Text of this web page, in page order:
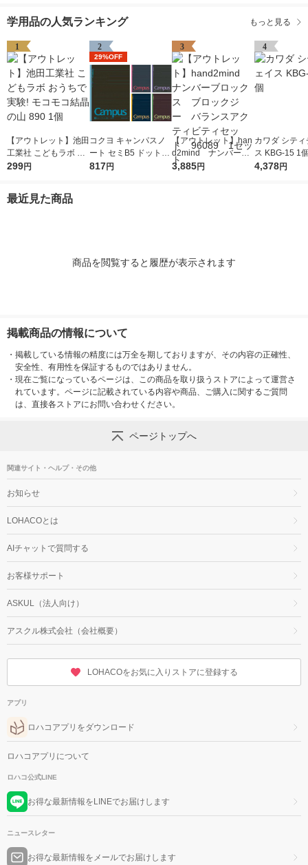
学用品の人気ランキング もっと見る
1
【アウトレット】池田
工業社 こどもラボ お
うちで実験! モコモコ
299円
2
29%OFF
コクヨ キャンパスノ
ート セミB5 ドット入
り罫線・カラー表紙 A
817円
3
【アウトレット】han
d2mind ナンバーブ
ロックス ブロックジ
3,885円
4
カワダ シテ
ス KBG-15 1
4,378円
最近見た商品
商品を閲覧すると履歴が表示されます
掲載商品の情報について
・ 掲載している情報の精度には万全を期しておりますが、その内容の正確性、
安全性、有用性を保証するものではありません。
・ 現在ご覧になっているページは、この商品を取り扱うストアによって運営さ
れています。ページに記載されている内容や商品、ご購入に関するご質問
は、直接各ストアにお問い合わせください。
ページトップへ
関連サイト・ヘルプ・その他
お知らせ
LOHACOとは
AIチャットで質問する
お客様サポート
ASKUL（法人向け）
アスクル株式会社（会社概要）
LOHACOをお気に入りストアに登録する
アプリ
ロハコアプリをダウンロード
ロハコアプリについて
ロハコ公式LINE
お得な最新情報をLINEでお届けします
ニュースレター
お得な最新情報をメールでお届けします